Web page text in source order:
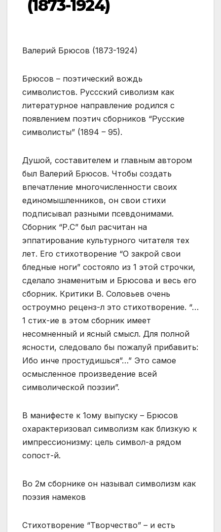
(1873-1924)
Валерий Брюсов (1873-1924)
Брюсов – поэтический вождь
символистов. Руссский сиволизм как
литературное направление родился с
появлением поэтич сборников “Русские
символисты” (1894 – 95).
Душой, составителем и главным автором
был Валерий Брюсов. Чтобы создать
впечатление многочисленности своих
единомышленников, он свои стихи
подписывал разными псевдонимами.
Сборник “Р.С” был расчитан на
эппатирование культурного читателя тех
лет. Его стихотворение “О закрой свои
бледные ноги” состояло из 1 этой строчки,
сделало знаменитым и Брюсова и весь его
сборник. Критики В. Соловьев очень
остроумно реценз-л это стихотворение. “…
1 стих-ие в этом сборник имеет
несомненный и ясный смысл. Для полной
ясности, следовало бы пожалуй прибавить:
Ибо инче простудишься”…” Это самое
осмысленное произведение всей
символической поэзии”.
В манифесте к 1ому выпуску – Брюсов
охарактеризовал символизм как близкую к
импрессионизму: цель символ-а рядом
сопост-й.
Во 2м сборнике он называл символизм как
поэзия намеков
Стихотворение “Творчество” – и есть